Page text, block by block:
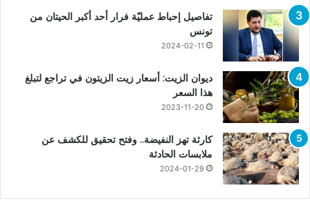
تفاصيل إحباط عمليّة فرار أحد أكبر الحيتان من
تونس
2024-02-11
ديوان الزيت: أسعار زيت الزيتون في تراجع لتبلغ
هذا السعر
2023-11-20
كارثة تهز النفيضة.. وفتح تحقيق للكشف عن
ملابسات الحادثة
2024-01-29